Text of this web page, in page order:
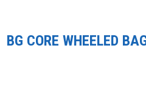
BG CORE WHEELED